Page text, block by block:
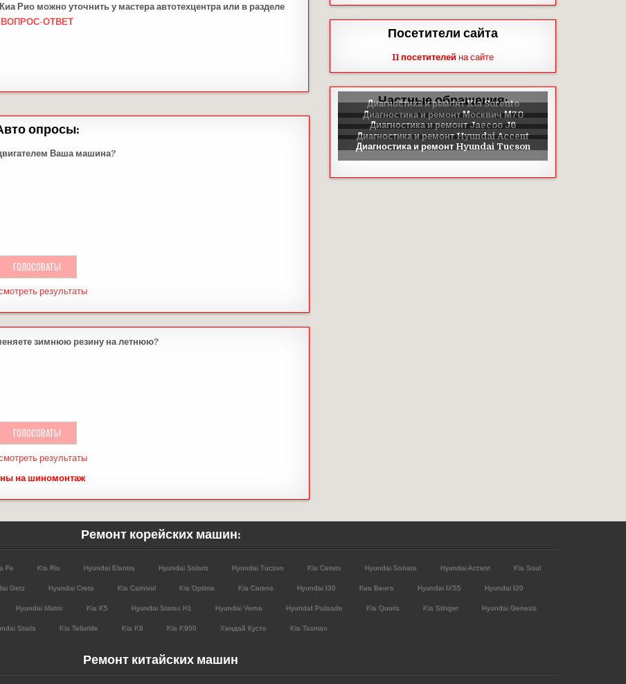
Рио можно уточнить у мастера автотехцентра или в разделе
ВОПРОС-ОТВЕТ
опросы:
Ваша машина?
результаты
зимнюю резину на летнюю?
результаты
на шиномонтаж
Посетители сайта
11 посетителей на сайте
Частные обращения:
Ремонт корейских машин:
Fe Kia Rio Hyundai Elantra Hyundai Solaris Hyundai Tucson Kia Cerato Hyundai Sonata Hyundai Accent Kia Soul
Getz Hyundai Creta Kia Carnival Kia Optima Kia Carens Hyundai I30 Киа Венга Hyundai IX55 Hyundai I20
Hyundai Matrix Kia K5 Hyundai Starex H1 Hyundai Verna HyundaI Palisade Kia Quoris Kia Stinger Hyundai Genesis
Staria Kia Telluride Kia K8 Kia K900 Хендай Кусто Kia Tasman
Ремонт китайских машин